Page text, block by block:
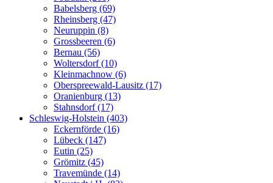
Babelsberg (69)
Rheinsberg (47)
Neuruppin (8)
Grossbeeren (6)
Bernau (56)
Woltersdorf (10)
Kleinmachnow (6)
Oberspreewald-Lausitz (17)
Oranienburg (13)
Stahnsdorf (17)
Schleswig-Holstein (403)
Eckernförde (16)
Lübeck (147)
Eutin (25)
Grömitz (45)
Travemünde (14)